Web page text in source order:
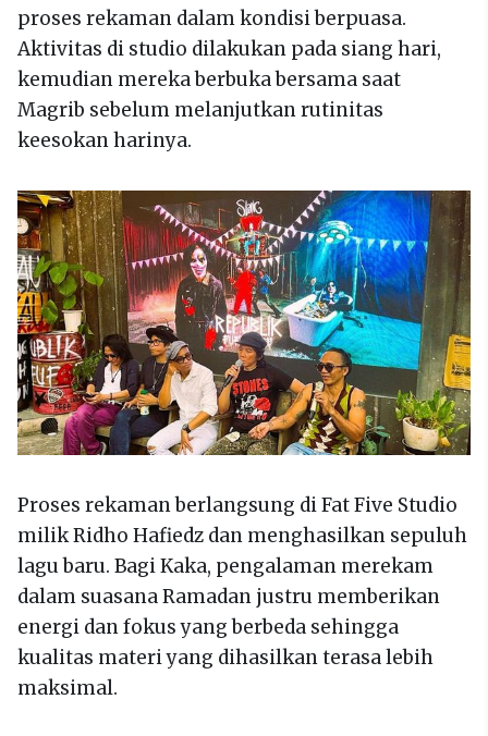
proses rekaman dalam kondisi berpuasa.
Aktivitas di studio dilakukan pada siang hari,
kemudian mereka berbuka bersama saat
Magrib sebelum melanjutkan rutinitas
keesokan harinya.
Proses rekaman berlangsung di Fat Five Studio
milik Ridho Hafiedz dan menghasilkan sepuluh
lagu baru. Bagi Kaka, pengalaman merekam
dalam suasana Ramadan justru memberikan
energi dan fokus yang berbeda sehingga
kualitas materi yang dihasilkan terasa lebih
maksimal.